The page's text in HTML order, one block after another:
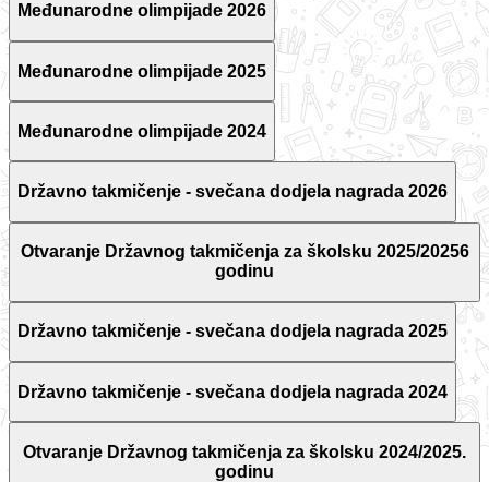
Međunarodne olimpijade 2026
Međunarodne olimpijade 2025
Međunarodne olimpijade 2024
Državno takmičenje - svečana dodjela nagrada 2026
Otvaranje Državnog takmičenja za školsku 2025/20256
godinu
Državno takmičenje - svečana dodjela nagrada 2025
Državno takmičenje - svečana dodjela nagrada 2024
Otvaranje Državnog takmičenja za školsku 2024/2025.
godinu